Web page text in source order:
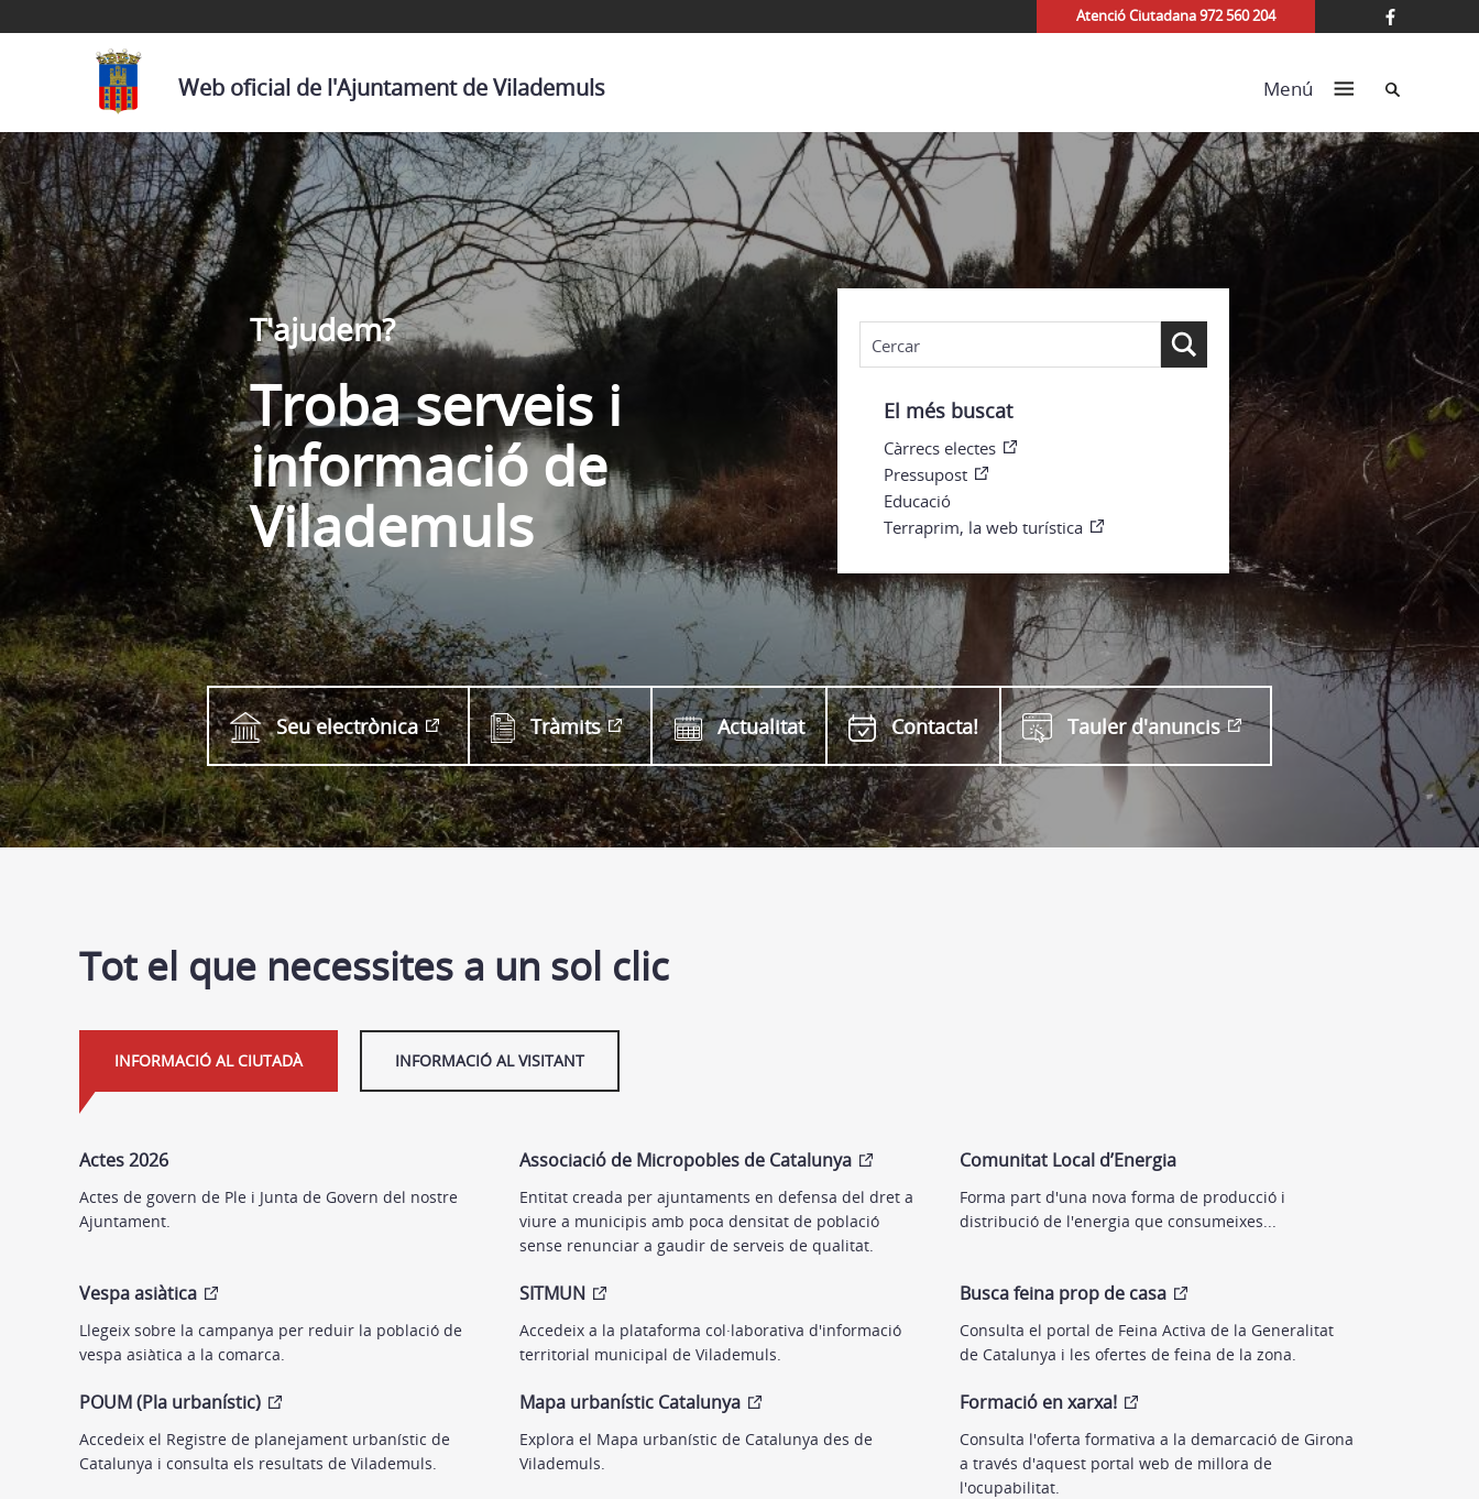
Atenció Ciutadana 972 560 204
Web oficial de l'Ajuntament de Vilademuls Menú Cerca
T'ajudem?
Troba serveis i
informació de
Vilademuls
El més buscat
Càrrecs electes
Pressupost
Educació
Terraprim, la web turística
Seu electrònica Tràmits Actualitat Contacta! Tauler d'anuncis
Tot el que necessites a un sol clic
INFORMACIÓ AL CIUTADÀ INFORMACIÓ AL VISITANT
Actes 2026
Actes de govern de Ple i Junta de Govern del nostre
Ajuntament.
Associació de Micropobles de Catalunya
Entitat creada per ajuntaments en defensa del dret a
viure a municipis amb poca densitat de població
sense renunciar a gaudir de serveis de qualitat.
Comunitat Local d’Energia
Forma part d'una nova forma de producció i
distribució de l'energia que consumeixes...
Vespa asiàtica
Llegeix sobre la campanya per reduir la població de
vespa asiàtica a la comarca.
SITMUN
Accedeix a la plataforma col·laborativa d'informació
territorial municipal de Vilademuls.
Busca feina prop de casa
Consulta el portal de Feina Activa de la Generalitat
de Catalunya i les ofertes de feina de la zona.
POUM (Pla urbanístic)
Accedeix el Registre de planejament urbanístic de
Catalunya i consulta els resultats de Vilademuls.
Mapa urbanístic Catalunya
Explora el Mapa urbanístic de Catalunya des de
Vilademuls.
Formació en xarxa!
Consulta l'oferta formativa a la demarcació de Girona
a través d'aquest portal web de millora de
l'ocupabilitat.